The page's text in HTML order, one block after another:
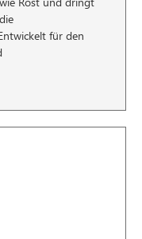
für den